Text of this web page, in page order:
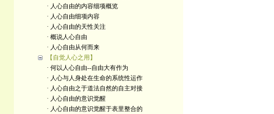
· 人心自由的内容细项概览
· 人心自由细项内容
· 人心自由的天性关注
· 概说人心自由
· 人心自由从何而来
【自觉人心之用】
· 何以人心自由--自由大有作为
· 人心与人身处在生命的系统性运作
· 人心自由之于道法自然的自主对接
· 人心自由的意识觉醒
· 人心自由的意识觉醒于表里整合的